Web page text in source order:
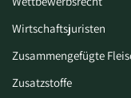
Wirtschaftsjuristen
Zusammengefügte
Zusatzstoffe